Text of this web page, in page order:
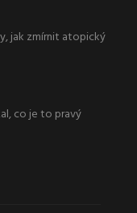
jak zmírnit atopický
co je to pravý